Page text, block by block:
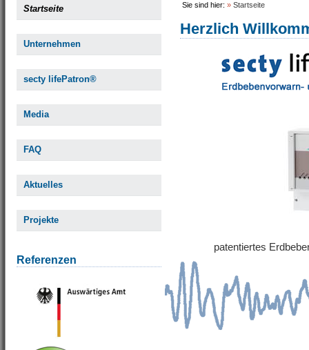
Startseite
Unternehmen
secty lifePatron®
Media
FAQ
Aktuelles
Projekte
Referenzen
Sie sind hier: » Startseite
Herzlich
patentiertes